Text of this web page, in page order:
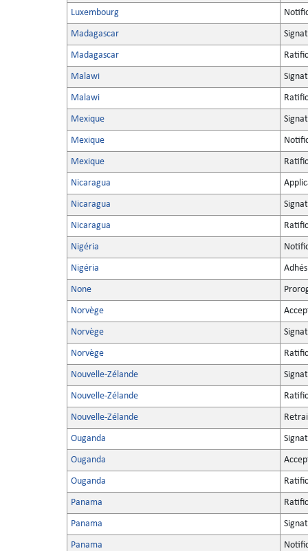
Luxembourg
Madagascar
Madagascar
Malawi
Malawi
Mexique
Mexique
Mexique
Nicaragua
Nicaragua
Nicaragua
Nigéria
Nigéria
None
Norvège
Norvège
Norvège
Nouvelle-Zélande
Nouvelle-Zélande
Nouvelle-Zélande
Ouganda
Ouganda
Ouganda
Panama
Panama
Panama